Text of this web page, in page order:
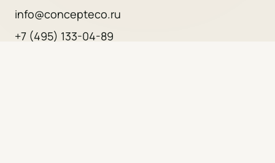
info@concepteco.ru
+7 (495) 133-04-89